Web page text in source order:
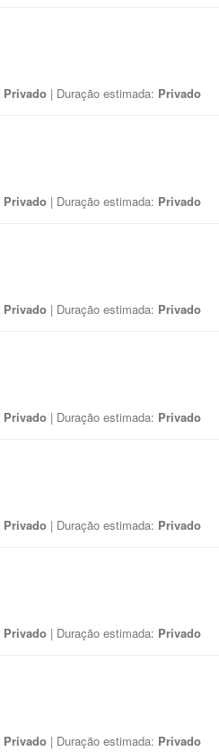
Privado | Duração estimada: Privado
Privado | Duração estimada: Privado
Privado | Duração estimada: Privado
Privado | Duração estimada: Privado
Privado | Duração estimada: Privado
Privado | Duração estimada: Privado
Privado | Duração estimada: Privado